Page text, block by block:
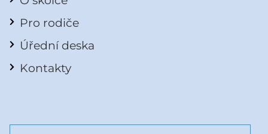
Pro rodiče
Úřední deska
Kontakty